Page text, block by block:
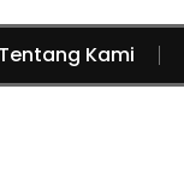
Tentang Kami